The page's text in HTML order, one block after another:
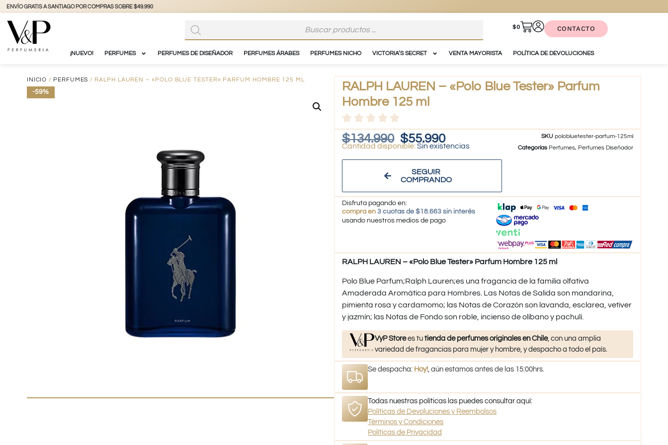
+56 9 3877 3738 @vyp_store.chile vypstore.cl
$0 CONTACTO
¡NUEVO! PERFUMES PERFUMES DE DISEÑADOR PERFUMES ÁRABES PERFUMES NICHO VICTORIA’S SECRET VENTA MAYORISTA POLÍTICA DE DEVOLUCIONES
INICIO / PERFUMES / RALPH LAUREN – «POLO BLUE TESTER» PARFUM HOMBRE 125 ML
-59%
RALPH LAUREN – «Polo Blue Tester» Parfum
Hombre 125 ml
$134.990 $55.990
Sin existencias
SEGUIR
COMPRANDO
SKUpolobluetester-parfum-125ml
Categorías Perfumes, Perfumes Diseñador
Disfruta pagando en:
compra en 3 cuotas de $18.663 sin interés
usando nuestros medios de pago
RALPH LAUREN – «Polo Blue Tester» Parfum Hombre 125 ml
Polo Blue Parfum;Ralph Lauren;es una fragancia de la familia olfativa
Amaderada Aromática para Hombres. Las Notas de Salida son mandarina,
pimienta rosa y cardamomo; las Notas de Corazón son lavanda, esclarea, vetiver
y jazmín; las Notas de Fondo son roble, incienso de olíbano y pachulí.
VyP Storees tutienda de perfumes originales en Chile, con una amplia
variedad de fragancias para mujer y hombre, y despacho a todo el país.
Se despacha: Hoy! , aún estamos antes de las 15:00hrs.
Todas nuestras políticas las puedes consultar aquí:
Políticas de Devoluciones y Reembolsos
Términos y Condiciones
Políticas de Privacidad